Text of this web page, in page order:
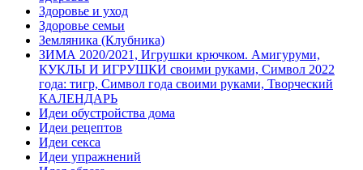
Здоровье и уход
Здоровье семьи
Земляника (Клубника)
ЗИМА 2020/2021, Игрушки крючком. Амигуруми,
КУКЛЫ И ИГРУШКИ своими руками, Символ 2022
года: тигр, Символ года своими руками, Творческий
КАЛЕНДАРЬ
Идеи обустройства дома
Идеи рецептов
Идеи секса
Идеи упражнений